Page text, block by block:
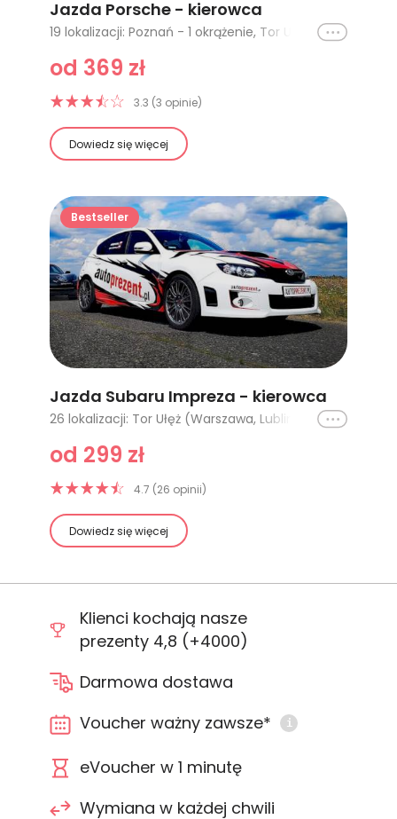
Jazda Porsche - kierowca
19 lokalizacji: Poznań - 1 okrążenie, Tor Ułęż (Warszawa, Lublin) - 1 okrążenie, Poznań - 2 okrążenia, Poznań Karting - 1 okrążenie, Tor Słomczyn (Warszawa) - 1 okrążenie, Warszawa - 2 okrążenia, Cała Polska - 1 okrążenie, Cała Polska - 2 okrążenia, Cała Polska - 3 okrążenia, Cała Polska - 4 okrążenia, Tor Kraków - 1 okrążenie, Tor Jastrząb (Kielce, Radom) - 1 okrążenie, Tor Pszczółki (Gdańsk) - 1 okrążenie, Tor Warszawa - Modlin, Tor Białystok - 1 okrążenie, Warszawa - 1 okrążenie, Kielce - 1 okrążenie, Kielce - 2 okrążenia, Kielce - 10 okrążeń + co-drive
Ikona
od 369 zł
3.3 (3 opinie)
Dowiedz się więcej
Bestseller
Jazda Subaru Impreza - kierowca
26 lokalizacji: Tor Ułęż (Warszawa, Lublin) - 1 okrążenie, Poznań - 5 km, Poznań - 10 km, Poznań (tor Główny) - 1 okrążenie, Poznań (tor Główny) - 2 okrążenia, Cała Polska - 1 okrążenie, Cała Polska - 2 okrążenia, Cała Polska - 3 okrążenia, Cała Polska - 4 okrążenia, Tor Kraków - 1 okrążenie, Poznań Karting - 1 okrążenie, Tor Koszalin - 1 okrążenie, Tor Warszawa - Słabomierz - 1 okrążenie, Tor Gdańsk Pszczółki - 1 okrążenie, Tor Warszawa- Słomczyn - 1 okrążenie, Tor Olsztyn - 1 okrążenie, Tor Jastrząb (Radom, Kielce) - 1 okrążenie, Tor Bednary (Poznań) - 1 okrążenie, Tor Toruń - 1 okrążenie, Tor Łódź - 1 okrążenie, Tor Warszawa - Modlin - 1 okrążenie, Tor Krzywa (Wrocław) - 1 okrążenie, Kielce - 5 okrążeń, Kielce - 10 okrążeń, Wrocław - 10 okrążeń, Wrocław - 15 okrążeń
Ikona
od 299 zł
4.7 (26 opinii)
Dowiedz się więcej
Klienci kochają nasze
prezenty 4,8 (+4000)
Darmowa dostawa
Voucher ważny zawsze*
i
eVoucher w 1 minutę
Wymiana w każdej chwili